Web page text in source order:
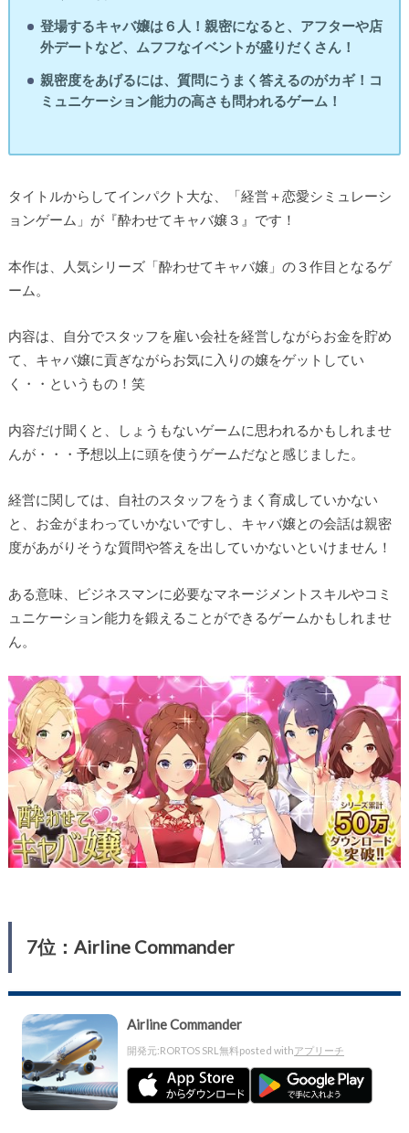
登場するキャバ嬢は６人！親密になると、アフターや店
外デートなど、ムフフなイベントが盛りだくさん！
親密度をあげるには、質問にうまく答えるのがカギ！コ
ミュニケーション能力の高さも問われるゲーム！
タイトルからしてインパクト大な、「経営＋恋愛シミュレーシ
ョンゲーム」が『酔わせてキャバ嬢３』です！
本作は、人気シリーズ「酔わせてキャバ嬢」の３作目となるゲ
ーム。
内容は、自分でスタッフを雇い会社を経営しながらお金を貯め
て、キャバ嬢に貢ぎながらお気に入りの嬢をゲットしてい
く・・というもの！笑
内容だけ聞くと、しょうもないゲームに思われるかもしれませ
んが・・・予想以上に頭を使うゲームだなと感じました。
経営に関しては、自社のスタッフをうまく育成していかない
と、お金がまわっていかないですし、キャバ嬢との会話は親密
度があがりそうな質問や答えを出していかないといけません！
ある意味、ビジネスマンに必要なマネージメントスキルやコミ
ュニケーション能力を鍛えることができるゲームかもしれませ
ん。
7位：Airline Commander
Airline Commander
開発元:RORTOS SRL 無料posted withアプリーチ